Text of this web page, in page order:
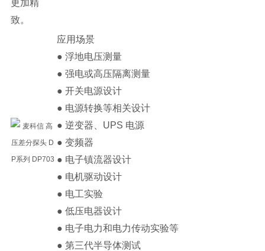
更加精
致。
应用场景
● 浮地电压测量
● 强电或高压隔离测量
● 开关电源设计
● 电源转换等相关设计
● 逆变器、UPS 电源
● 变频器
● 电子镇流器设计
● 电机驱动设计
● 电工实验
● 低压电器设计
● 电子电力和电力传动实验等
● 第三代半导体测试